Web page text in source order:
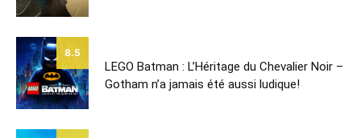
8.5
LEGO Batman : L’Héritage du Chevalier Noir –
Gotham n’a jamais été aussi ludique!